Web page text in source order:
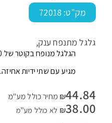
מק"ט: 72018
גלגל מתנפח ענק,
הגלגל מנופח בקוטר של Ø120 ס”מ,
מגיע עם שתי ידיות אחיזה.
₪44.84
מחיר כולל מע"מ
₪38.00 לא כולל מע"מ